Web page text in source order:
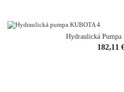
Hydraulická
Cena
182,11